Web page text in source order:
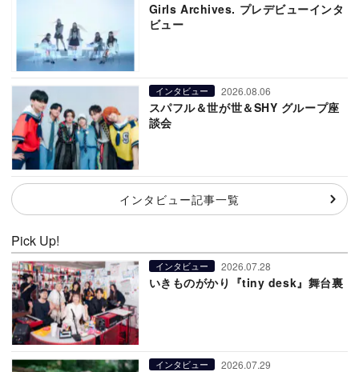
Girls Archives. プレデビューインタ
ビュー
インタビュー 2026.08.06
スパフル＆世が世＆SHY グループ座
談会
インタビュー記事一覧
Pick Up!
インタビュー 2026.07.28
いきものがかり『tiny desk』舞台裏
インタビュー 2026.07.29